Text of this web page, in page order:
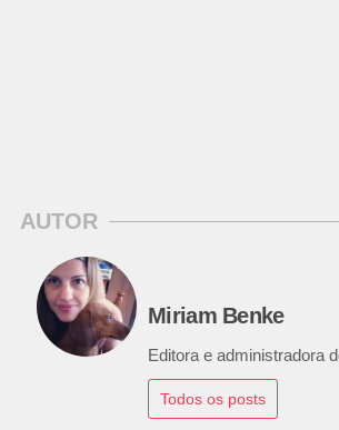
AUTOR
Miriam Benke
Editora e administradora
Todos os posts